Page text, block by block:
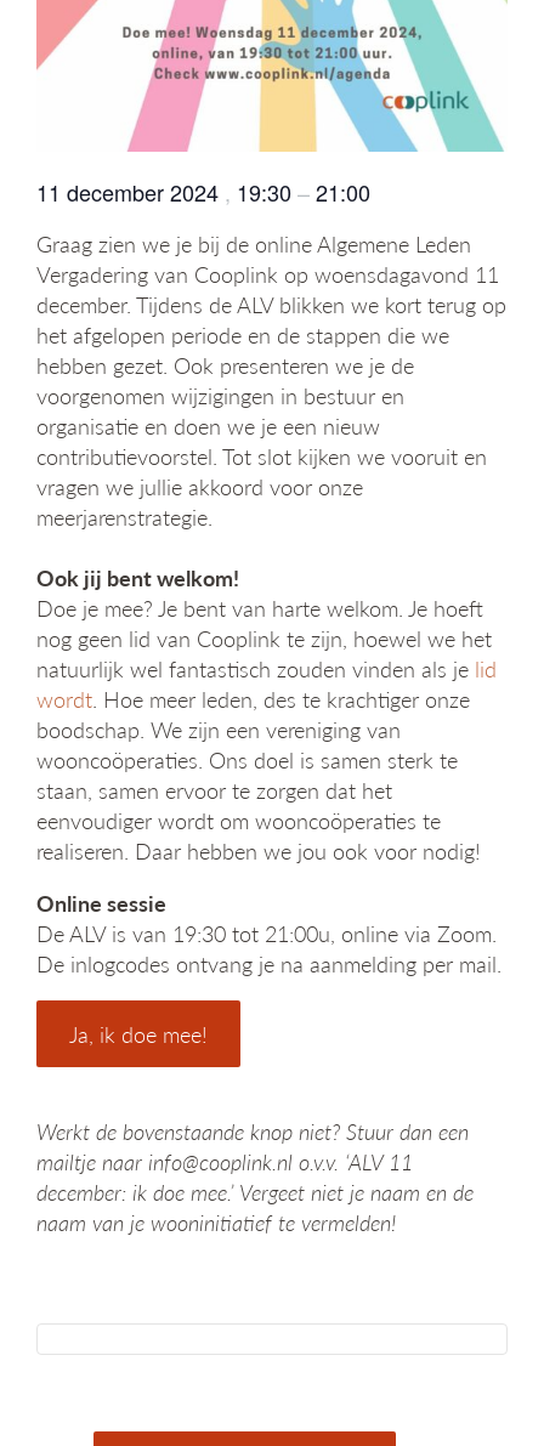
i
e
11 december 2024 , 19:30 –21:00
Graag zien we je bij de online Algemene Leden
Vergadering van Cooplink op woensdagavond 11
december. Tijdens de ALV blikken we kort terug op
het afgelopen periode en de stappen die we
hebben gezet. Ook presenteren we je de
voorgenomen wijzigingen in bestuur en
organisatie en doen we je een nieuw
contributievoorstel. Tot slot kijken we vooruit en
vragen we jullie akkoord voor onze
meerjarenstrategie.
Ook jij bent welkom!
Doe je mee? Je bent van harte welkom. Je hoeft
nog geen lid van Cooplink te zijn, hoewel we het
natuurlijk wel fantastisch zouden vinden als je lid
wordt. Hoe meer leden, des te krachtiger onze
boodschap. We zijn een vereniging van
wooncoöperaties. Ons doel is samen sterk te
staan, samen ervoor te zorgen dat het
eenvoudiger wordt om wooncoöperaties te
realiseren. Daar hebben we jou ook voor nodig!
Online sessie
De ALV is van 19:30 tot 21:00u, online via Zoom.
De inlogcodes ontvang je na aanmelding per mail.
Ja, ik doe mee!
Werkt de bovenstaande knop niet? Stuur dan een
mailtje naar info@cooplink.nl o.v.v. ‘ALV 11
december: ik doe mee.’ Vergeet niet je naam en de
naam van je wooninitiatief te vermelden!